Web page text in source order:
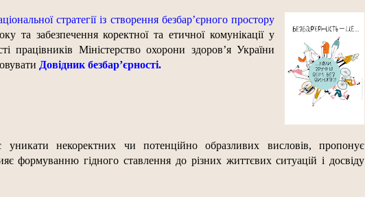
стратегії із створення безбар’єрного простору
та забезпечення коректної та етичної комунікації у
працівників Міністерство охорони здоров’я України
Довідник безбар’єрності.
уникати некоректних чи потенційно образливих висловів, пропонує
формуванню гідного ставлення до різних життєвих ситуацій і досвіду